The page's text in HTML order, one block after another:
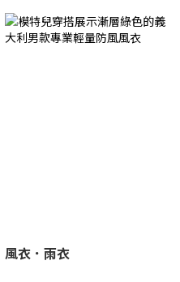
風衣．雨衣